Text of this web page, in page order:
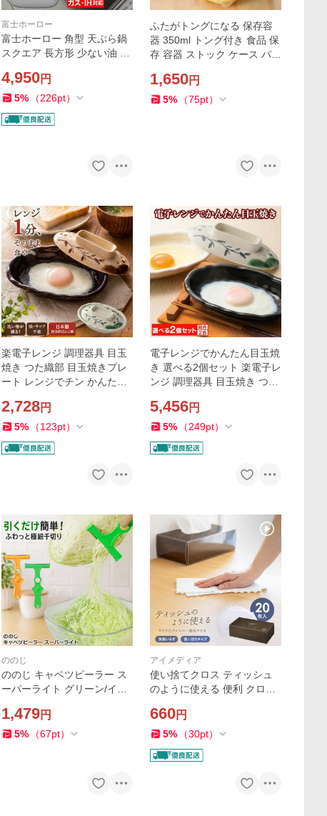
富士ホーロー
富士ホーロー 角型 天ぷら鍋
スクエア 長方形 少ない油 長
琺瑯 食洗機対応 揚げ鍋 IH対
応 温度計 揚げ物パット 網 付
4,950円
5% （226pt）
ふたがトングになる 保存容
器 350ml トング付き 食品 保
存 容器 ストック ケース パッ
ンジ 食洗機対応 角型 冷凍 日
本製 定形外出荷
1,650円
5% （75pt）
楽電子レンジ 調理器具 目玉
焼き つた織部 目玉焼きプレ
ート レンジでチン かんたん
蒸し器 1人暮らし 温野菜 蒸
し野菜 軽量 陶器
2,728円
5% （123pt）
電子レンジでかんたん目玉焼
き 選べる2個セット 楽電子レ
ンジ 調理器具 目玉焼き つた
器 1人暮らし 温野菜 蒸し野
菜 軽量
5,456円
5% （249pt）
ののじ
ののじ キャベツピーラー ス
ーパーライト グリーン/イエ
サー ふわふわキャベツ 大根
かつらむき 根菜 ピーラー 定
1,479円
5% （67pt）
アイメディア
使い捨てクロス ティッシュ
のように使える 便利 クロス
ふきん マイクロファイバー
水拭き 乾拭き お掃除シート
660円
5% （30pt）